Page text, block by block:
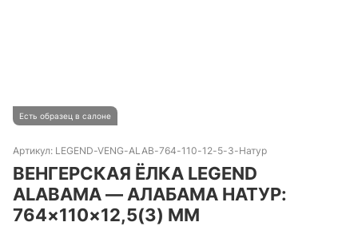
Есть образец в салоне
Артикул: LEGEND-VENG-ALAB-764-110-12-5-3-Натур
ВЕНГЕРСКАЯ ЁЛКА LEGEND
ALABAMA — АЛАБАМА НАТУР:
764×110×12,5(3) ММ